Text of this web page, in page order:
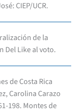
CIEP/UCR.
de la
Del Like al voto.
de Costa Rica
Carolina Carazo
198. Montes de